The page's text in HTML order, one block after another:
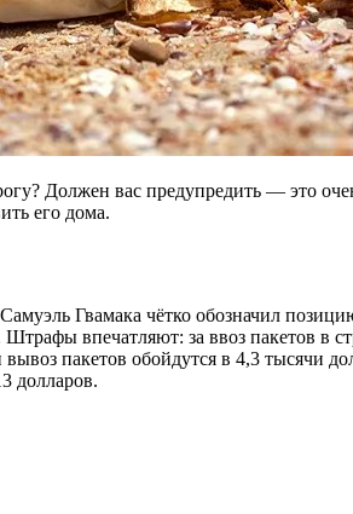
Должен вас предупредить — это
его дома.
Гвамака чётко обозначил
впечатляют: за ввоз пакетов
пакетов обойдутся в 4,3 тысячи
долларов.